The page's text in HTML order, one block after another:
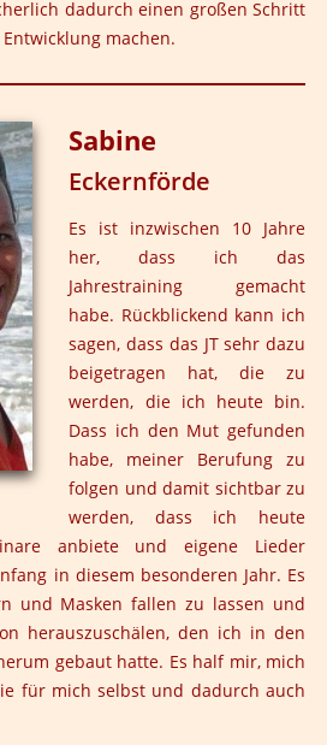
meine feste Schale und konnte
wie ich war. Immens, wie
ich daraufhin erst meine
wie offen ich jetzt in die Augen
- etwas das mir zu Beginn
wäre. Ich weiß, mein Weg ist
ich weiß auch endlich: ich bin
dadurch einen großen Schritt
machen.
Sabine
Eckernförde
Es ist inzwischen 10 Jahre
her, dass ich das
Jahrestraining gemacht
habe. Rückblickend kann ich
sagen, dass das JT sehr dazu
beigetragen hat, die zu
werden, die ich heute bin.
Dass ich den Mut gefunden
habe, meiner Berufung zu
folgen und damit sichtbar zu
werden, dass ich heute
anbiete und eigene Lieder
in diesem besonderen Jahr. Es
und Masken fallen zu lassen und
herauszuschälen, den ich in den
gebaut hatte. Es half mir, mich
für mich selbst und dadurch auch